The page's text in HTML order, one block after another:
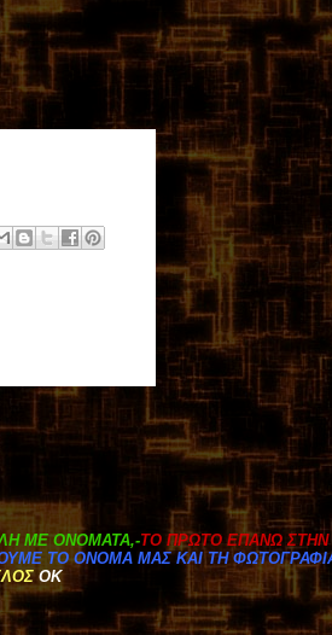
ΜΕ ΟΝΟΜΑΤΑ,-ΤΟ ΠΡΩΤΟ ΕΠΑΝΩ ΣΤΗΝ
ΤΟ ΟΝΟΜΑ ΜΑΣ ΚΑΙ ΤΗ
ΟΚ